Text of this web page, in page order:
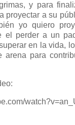
y para
proyectar a su
yo quiero
el perder a un
en la vida,
arena para